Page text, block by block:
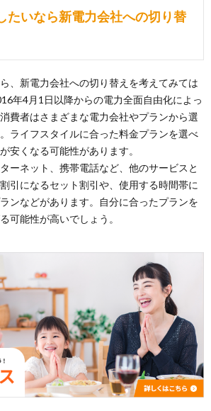
たいなら新電力会社への切り替
、新電力会社への切り替えを考えてみては
年4月1日以降からの電力全面自由化によっ
費者はさまざまな電力会社やプランから選
ライフスタイルに合った料金プランを選べ
安くなる可能性があります。
ーネット、携帯電話など、他のサービスと
引になるセット割引や、使用する時間帯に
ンなどがあります。自分に合ったプランを
可能性が高いでしょう。